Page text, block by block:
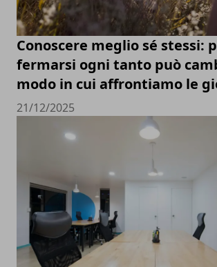
Conoscere meglio sé stessi:
fermarsi ogni tanto può
modo in cui affrontiamo le
21/12/2025